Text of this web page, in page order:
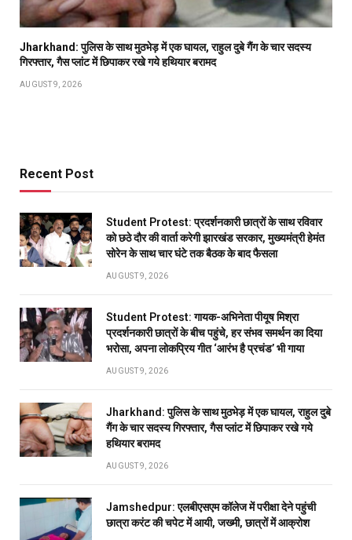
Jharkhand: पुलिस के साथ मुठभेड़ में एक घायल, राहुल दुबे गैंग के चार सदस्य
गिरफ्तार, गैस प्लांट में छिपाकर रखे गये हथियार बरामद
AUGUST 9, 2026
Recent Post
Student Protest: प्रदर्शनकारी छात्रों के साथ रविवार
को छठे दौर की वार्ता करेगी झारखंड सरकार, मुख्यमंत्री हेमंत
सोरेन के साथ चार घंटे तक बैठक के बाद फैसला
AUGUST 9, 2026
Student Protest: गायक-अभिनेता पीयूष मिश्रा
प्रदर्शनकारी छात्रों के बीच पहुंचे, हर संभव समर्थन का दिया
भरोसा, अपना लोकप्रिय गीत ‘आरंभ है प्रचंड’ भी गाया
AUGUST 9, 2026
Jharkhand: पुलिस के साथ मुठभेड़ में एक घायल, राहुल दुबे
गैंग के चार सदस्य गिरफ्तार, गैस प्लांट में छिपाकर रखे गये
हथियार बरामद
AUGUST 9, 2026
Jamshedpur: एलबीएसएम कॉलेज में परीक्षा देने पहुंची
छात्रा करंट की चपेट में आयी, जख्मी, छात्रों में आक्रोश